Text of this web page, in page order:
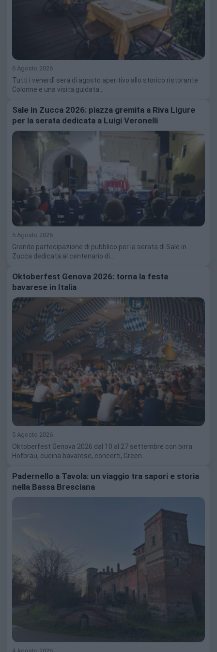
6 Agosto 2026
Tutti i venerdì sera di agosto aperitivo allo storico ristorante
Colonne e una visita guidata…
Sale in Zucca 2026: piazza gremita a Riva Ligure
per la serata dedicata a Luigi Veronelli
5 Agosto 2026
Grande partecipazione di pubblico per la serata di Sale in
Zucca dedicata al centenario di…
Oktoberfest Genova 2026: torna la festa
bavarese in Italia
5 Agosto 2026
Oktoberfest Genova 2026 dal 10 al 27 settembre con birra
Hofbräu, cucina bavarese, concerti, Green…
Padernello a Tavola: un viaggio tra sapori e storia
nella Bassa Bresciana